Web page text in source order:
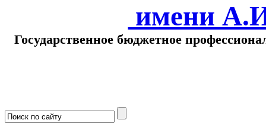
имени
Государственное бюджетное